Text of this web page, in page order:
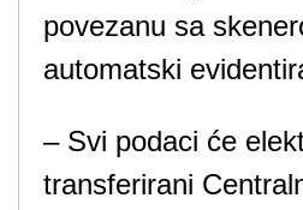
povezanu sa
automatski
– Svi podaci će
transferirani